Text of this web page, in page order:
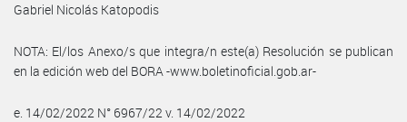
Gabriel Nicolás Katopodis
NOTA: El/los Anexo/s que integra/n este(a) Resolución se publican
en la edición web del BORA -www.boletinoficial.gob.ar-
e. 14/02/2022 N° 6967/22 v. 14/02/2022